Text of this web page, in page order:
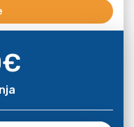
€